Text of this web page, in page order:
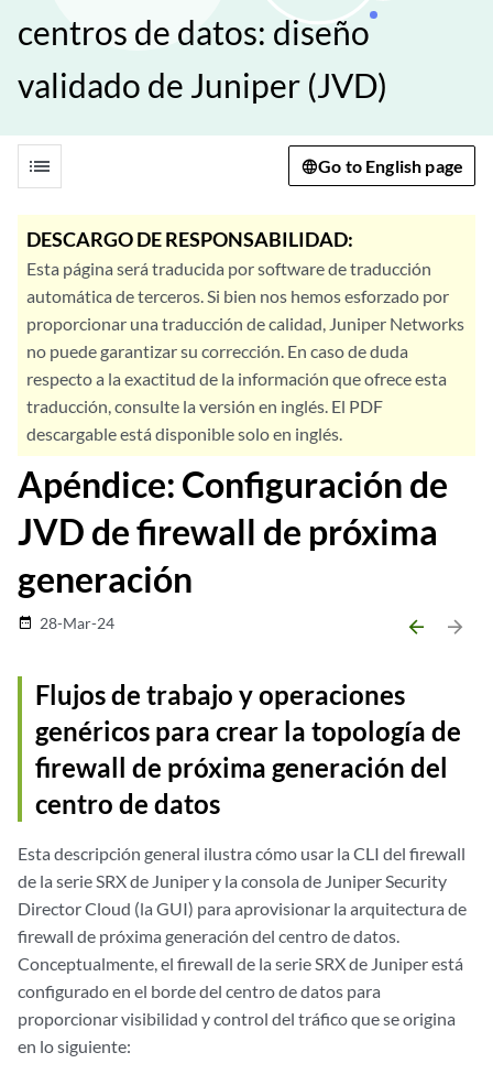
centros de datos: diseño
validado de Juniper (JVD)
list Go to English page
DESCARGO DE RESPONSABILIDAD:
Esta página será traducida por software de traducción
automática de terceros. Si bien nos hemos esforzado por
proporcionar una traducción de calidad, Juniper Networks
no puede garantizar su corrección. En caso de duda
respecto a la exactitud de la información que ofrece esta
traducción, consulte la versión en inglés. El PDF
descargable está disponible solo en inglés.
Apéndice: Configuración de
JVD de firewall de próxima
generación
date_range 28-Mar-24 arrow_backward arrow_forward
Flujos de trabajo y operaciones
genéricos para crear la topología de
firewall de próxima generación del
centro de datos
Esta descripción general ilustra cómo usar la CLI del firewall
de la serie SRX de Juniper y la consola de Juniper Security
Director Cloud (la GUI) para aprovisionar la arquitectura de
firewall de próxima generación del centro de datos.
Conceptualmente, el firewall de la serie SRX de Juniper está
configurado en el borde del centro de datos para
proporcionar visibilidad y control del tráfico que se origina
en lo siguiente: